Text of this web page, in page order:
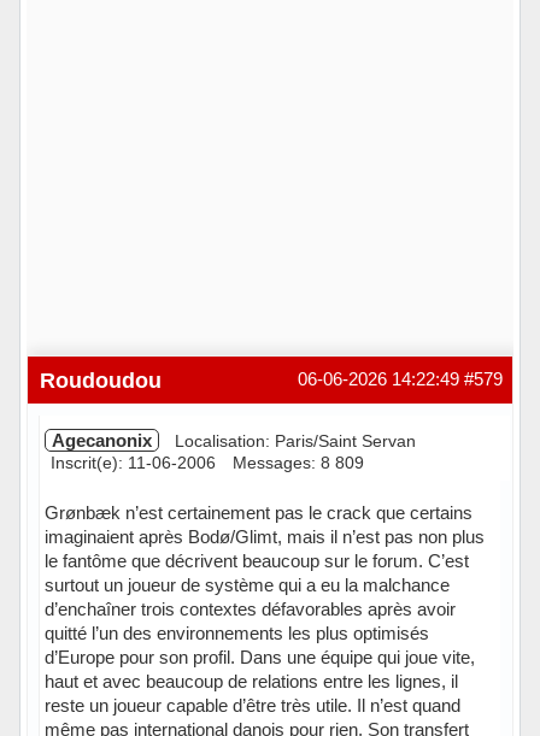
#579
06-06-2026 14:22:49
Roudoudou
Agecanonix
Localisation: Paris/Saint Servan
Inscrit(e): 11-06-2006
Messages: 8 809
Grønbæk n’est certainement pas le crack que certains
imaginaient après Bodø/Glimt, mais il n’est pas non plus
le fantôme que décrivent beaucoup sur le forum. C’est
surtout un joueur de système qui a eu la malchance
d’enchaîner trois contextes défavorables après avoir
quitté l’un des environnements les plus optimisés
d’Europe pour son profil. Dans une équipe qui joue vite,
haut et avec beaucoup de relations entre les lignes, il
reste un joueur capable d’être très utile. Il n’est quand
même pas international danois pour rien. Son transfert